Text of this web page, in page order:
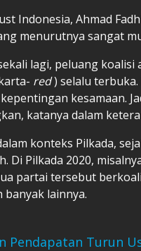
Indonesia, Ahmad
menurutnya sangat
lagi, peluang koalisi
red) selalu terbuka.
kesamaan.
katanya dalam
konteks Pilkada,
Di Pilkada 2020,
partai tersebut
banyak lainnya.
Pendapatan Turun